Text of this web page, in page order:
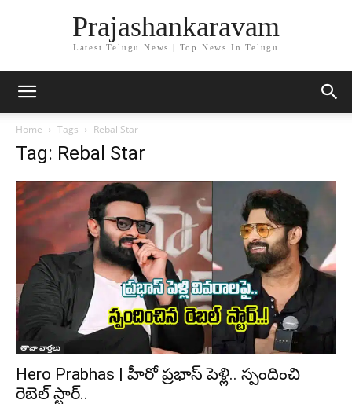
Prajashankaravam
Latest Telugu News | Top News In Telugu
Home Tags Rebal Star
Tag: Rebal Star
తాజా వార్తలు
Hero Prabhas | హీరో ప్రభాస్ పెళ్లి.. స్పందించి
రెబెల్ స్టార్..